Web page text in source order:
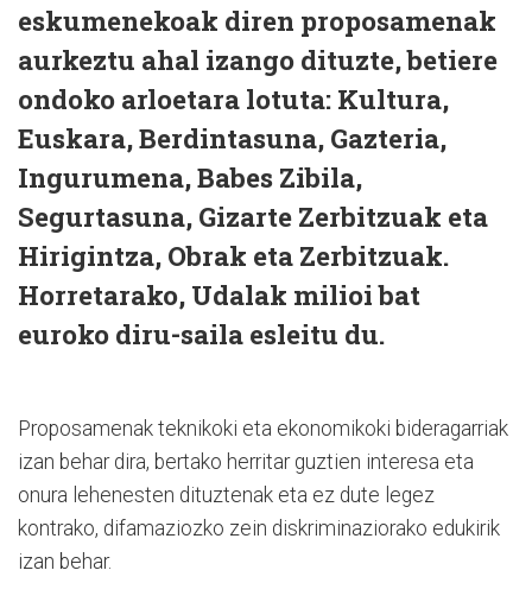
eskumenekoak diren proposamenak
aurkeztu ahal izango dituzte, betiere
ondoko arloetara lotuta: Kultura,
Euskara, Berdintasuna, Gazteria,
Ingurumena, Babes Zibila,
Segurtasuna, Gizarte Zerbitzuak eta
Hirigintza, Obrak eta Zerbitzuak.
Horretarako, Udalak milioi bat
euroko diru-saila esleitu du.
Proposamenak teknikoki eta ekonomikoki bideragarriak
izan behar dira, bertako herritar guztien interesa eta
onura lehenesten dituztenak eta ez dute legez
kontrako, difamaziozko zein diskriminaziorako edukirik
izan behar.